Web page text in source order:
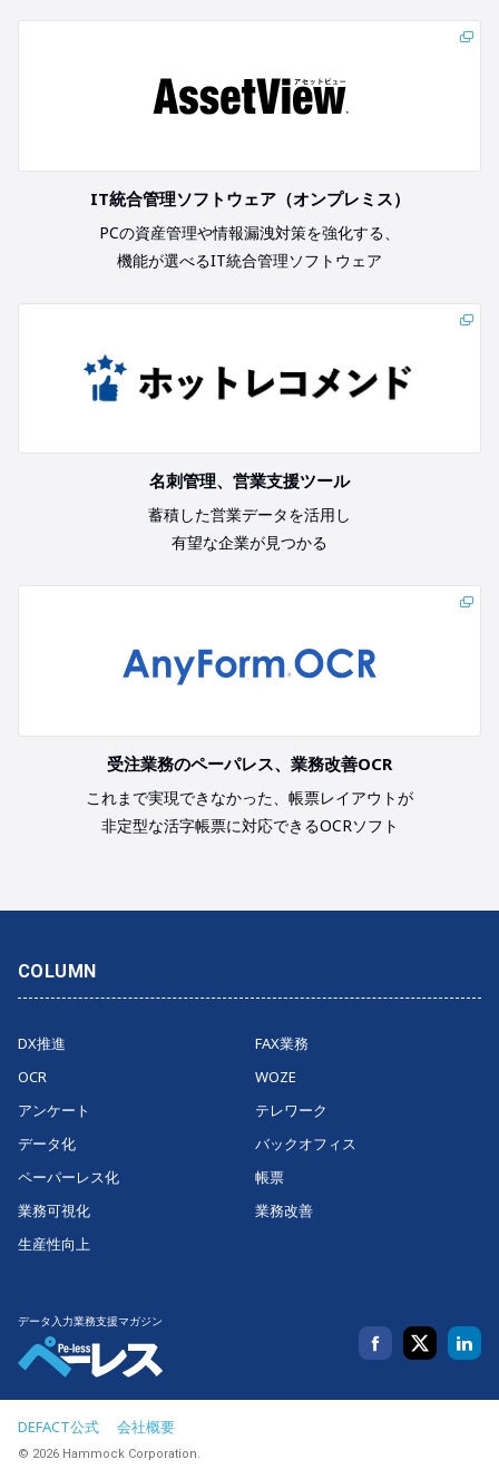
IT統合管理ソフトウェア（オンプレミス）
PCの資産管理や情報漏洩対策を強化する、
機能が選べるIT統合管理ソフトウェア
名刺管理、営業支援ツール
蓄積した営業データを活用し
有望な企業が見つかる
受注業務のペーパレス、業務改善OCR
これまで実現できなかった、帳票レイアウトが
非定型な活字帳票に対応できるOCRソフト
COLUMN
DX推進
FAX業務
OCR
WOZE
アンケート
テレワーク
データ化
バックオフィス
ペーパーレス化
帳票
業務可視化
業務改善
生産性向上
データ入力業務支援マガジン
DEFACT公式 会社概要
© 2026 Hammock Corporation.